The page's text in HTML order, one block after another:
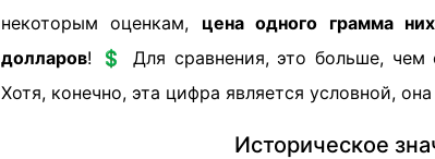
некоторым оценкам, цена одного грамма
долларов! 💲 Для сравнения, это больше, чем
Хотя, конечно, эта цифра является условной,
Историческое